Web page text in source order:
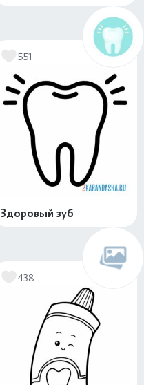
551
Здоровый зуб
438